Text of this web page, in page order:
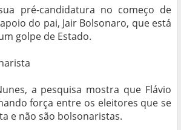
pré-candidatura no começo de
do pai, Jair Bolsonaro, que está
golpe de Estado.
a pesquisa mostra que Flávio
força entre os eleitores que se
e não são bolsonaristas.